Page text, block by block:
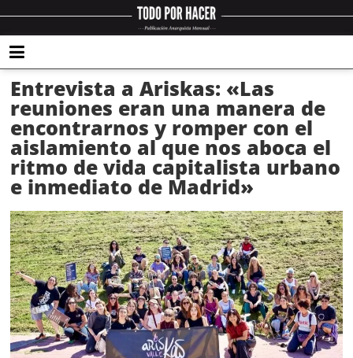
Entrevista a Ariskas: «Las
reuniones eran una manera de
encontrarnos y romper con el
aislamiento al que nos aboca el
ritmo de vida capitalista urbano
e inmediato de Madrid»